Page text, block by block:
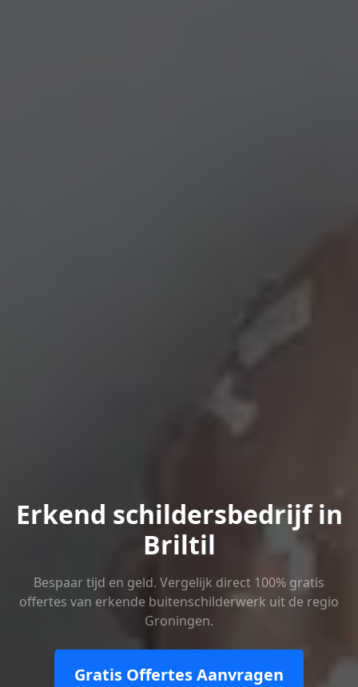
Erkend schildersbedrijf in
Briltil
Bespaar tijd en geld. Vergelijk direct 100% gratis
offertes van erkende buitenschilderwerk uit de regio
Groningen.
Gratis Offertes Aanvragen